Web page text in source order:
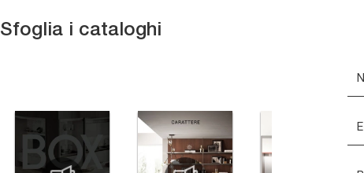
Sfoglia i cataloghi